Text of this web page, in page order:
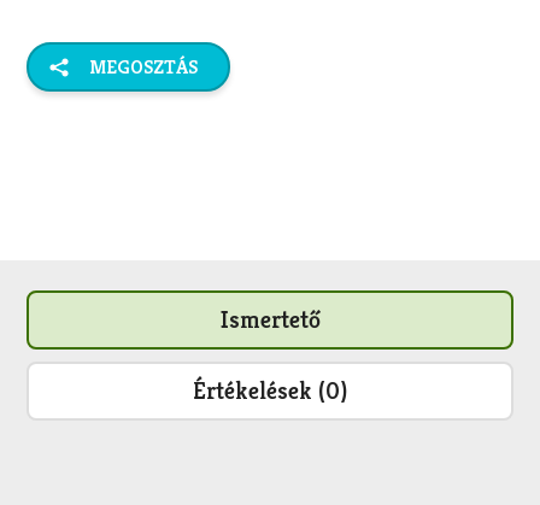
MEGOSZTÁS
Ismertető
Értékelések (0)